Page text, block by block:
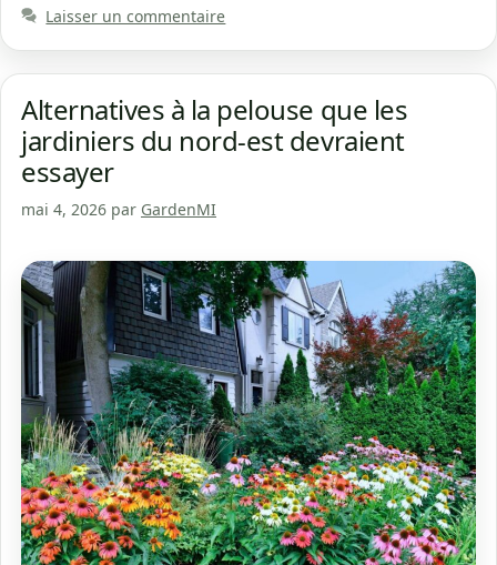
Laisser un commentaire
Alternatives à la pelouse que les
jardiniers du nord-est devraient
essayer
mai 4, 2026 par GardenMI